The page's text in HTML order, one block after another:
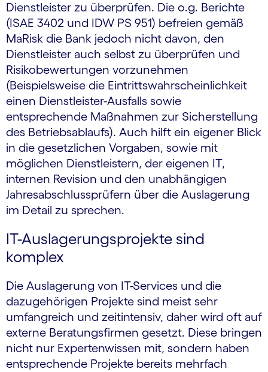
Dienstleister zu überprüfen. Die o.g. Berichte
(ISAE 3402 und IDW PS 951) befreien gemäß
MaRisk die Bank jedoch nicht davon, den
Dienstleister auch selbst zu überprüfen und
Risikobewertungen vorzunehmen
(Beispielsweise die Eintrittswahrscheinlichkeit
einen Dienstleister-Ausfalls sowie
entsprechende Maßnahmen zur Sicherstellung
des Betriebsablaufs). Auch hilft ein eigener Blick
in die gesetzlichen Vorgaben, sowie mit
möglichen Dienstleistern, der eigenen IT,
internen Revision und den unabhängigen
Jahresabschlussprüfern über die Auslagerung
im Detail zu sprechen.
IT-Auslagerungsprojekte sind
komplex
Die Auslagerung von IT-Services und die
dazugehörigen Projekte sind meist sehr
umfangreich und zeitintensiv, daher wird oft auf
externe Beratungsfirmen gesetzt. Diese bringen
nicht nur Expertenwissen mit, sondern haben
entsprechende Projekte bereits mehrfach